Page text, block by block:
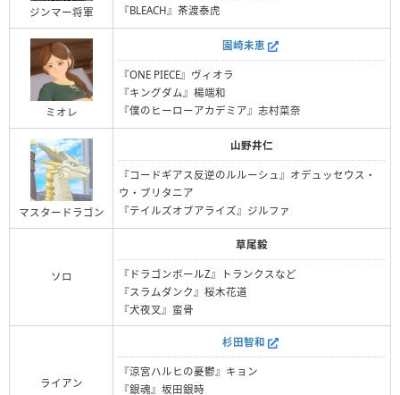
ジンマー将軍
『BLEACH』茶渡泰虎
ミオレ
園崎未恵
『ONE PIECE』ヴィオラ
『キングダム』楊端和
『僕のヒーローアカデミア』志村菜奈
マスタードラゴン
山野井仁
『コードギアス反逆のルルーシュ』オデュッセウス・
ウ・ブリタニア
『テイルズオブアライズ』ジルファ
ソロ
草尾毅
『ドラゴンボールZ』トランクスなど
『スラムダンク』桜木花道
『犬夜叉』蛮骨
ライアン
杉田智和
『涼宮ハルヒの憂鬱』キョン
『銀魂』坂田銀時